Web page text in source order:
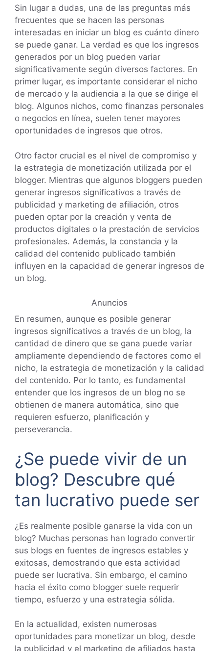
Sin lugar a dudas, una de las preguntas más
frecuentes que se hacen las personas
interesadas en iniciar un blog es cuánto dinero
se puede ganar. La verdad es que los ingresos
generados por un blog pueden variar
significativamente según diversos factores. En
primer lugar, es importante considerar el nicho
de mercado y la audiencia a la que se dirige el
blog. Algunos nichos, como finanzas personales
o negocios en línea, suelen tener mayores
oportunidades de ingresos que otros.
Otro factor crucial es el nivel de compromiso y
la estrategia de monetización utilizada por el
blogger. Mientras que algunos bloggers pueden
generar ingresos significativos a través de
publicidad y marketing de afiliación, otros
pueden optar por la creación y venta de
productos digitales o la prestación de servicios
profesionales. Además, la constancia y la
calidad del contenido publicado también
influyen en la capacidad de generar ingresos de
un blog.
Anuncios
En resumen, aunque es posible generar
ingresos significativos a través de un blog, la
cantidad de dinero que se gana puede variar
ampliamente dependiendo de factores como el
nicho, la estrategia de monetización y la calidad
del contenido. Por lo tanto, es fundamental
entender que los ingresos de un blog no se
obtienen de manera automática, sino que
requieren esfuerzo, planificación y
perseverancia.
¿Se puede vivir de un
blog? Descubre qué
tan lucrativo puede ser
¿Es realmente posible ganarse la vida con un
blog? Muchas personas han logrado convertir
sus blogs en fuentes de ingresos estables y
exitosas, demostrando que esta actividad
puede ser lucrativa. Sin embargo, el camino
hacia el éxito como blogger suele requerir
tiempo, esfuerzo y una estrategia sólida.
En la actualidad, existen numerosas
oportunidades para monetizar un blog, desde
la publicidad y el marketing de afiliados hasta